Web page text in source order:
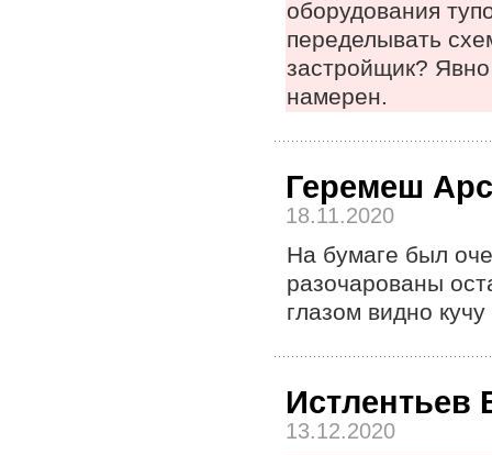
оборудования
переделывать
застройщик?
намерен.
Геремеш
18.11.2020
На бумаге был
разочарованы
глазом видно
Истлентьев
13.12.2020